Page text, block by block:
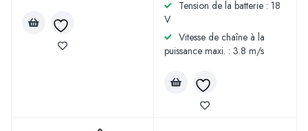
Tension de la batterie : 18
V
Vitesse de chaîne à la
puissance maxi. : 3.8 m/s